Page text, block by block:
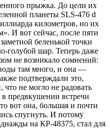
прыжка. До цели их
планеты SLS-476 d
километров, но их
И вот сейчас, после пяти
беленькой точки
голубой шар. Теперь даже
не возникало сомнений:
там много, и она —
подтверждали это,
не могло не радовать
в предвкушении встречи
вот она, большая и почти
спугнуть. И потому
на КР-48375, стал для